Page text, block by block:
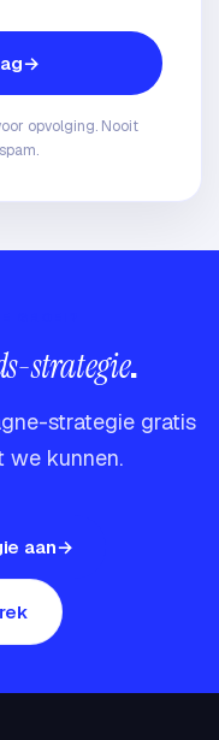
opvolging. Nooit
strategie.
strategie gratis
kunnen.
aan